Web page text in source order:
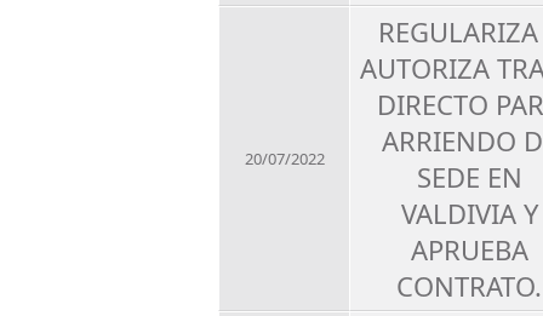
20/07/2022
AUTORIZA
DIRECTO
ARRIENDO
SEDE EN
VALDIVIA Y
APRUEBA
CONTRATO.